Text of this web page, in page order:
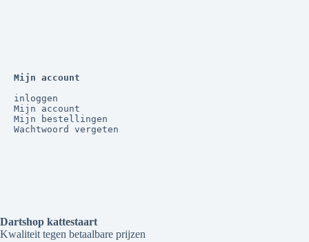
Mijn account
inloggen
Mijn account
Mijn bestellingen
Wachtwoord vergeten
Dartshop kattestaart
Kwaliteit tegen betaalbare prijzen